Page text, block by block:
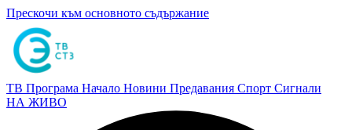
Прескочи към основното съдържание
ТВ Програма Начало Новини Предавания Спорт Сигнали
НА ЖИВО